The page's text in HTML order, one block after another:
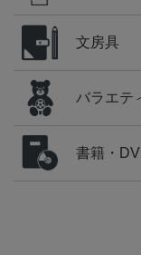
文房具
バラエテ
書籍・